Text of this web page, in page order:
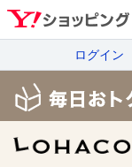
ログイン